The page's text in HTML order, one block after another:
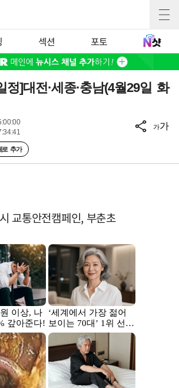
섹션 포토
]대전·세종·충남(4월29일 화
로 추가
가가
교통안전캠페인, 부춘초